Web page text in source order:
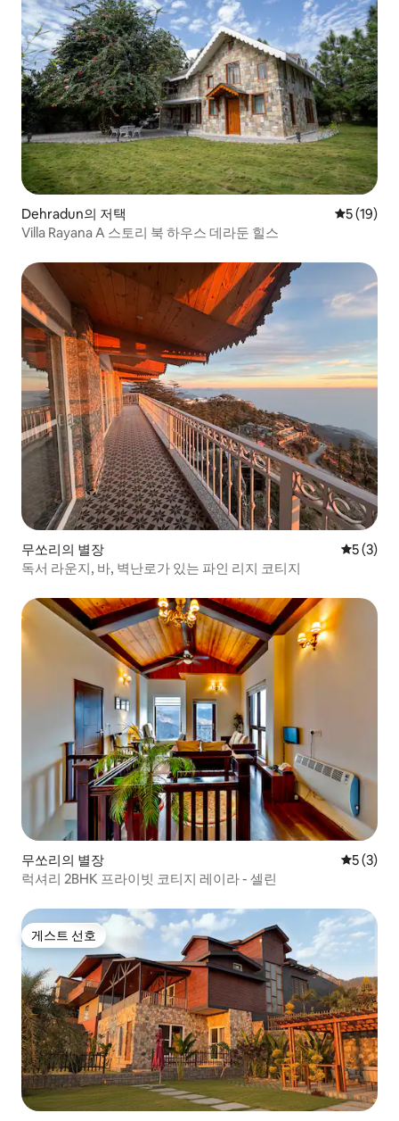
Dehradun의 저택 평점 5점
5 (19)
Villa Rayana A 스토리 북 하우스 데라둔 힐스
무쏘리의 별장 평점 5점
5 (3)
독서 라운지, 바, 벽난로가 있는 파인 리지 코티지
무쏘리의 별장 평점 5점
5 (3)
럭셔리 2BHK 프라이빗 코티지 레이라 - 셀린
게스트 선호
게스트 선호